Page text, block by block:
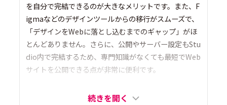
を自分で完結できるのが大きなメリットです。また、F
igmaなどのデザインツールからの移行がスムーズで、
「デザインをWebに落とし込むまでのギャップ」がほ
とんどありません。さらに、公開やサーバー設定もStu
dio内で完結するため、専門知識がなくても最短でWeb
サイトを公開できる点が非常に便利です。
続きを開く